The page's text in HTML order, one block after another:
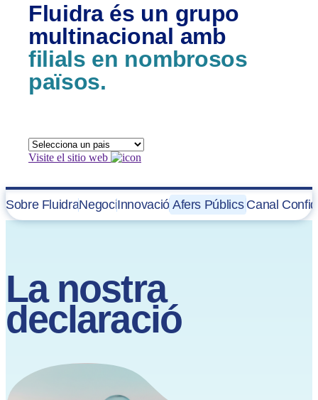
Fluidra és un grupo
multinacional amb
filials en nombrosos
països.
Visite el sitio web
Sobre FluidraNegociInnovació Afers Públics Canal
La nostra
declaració